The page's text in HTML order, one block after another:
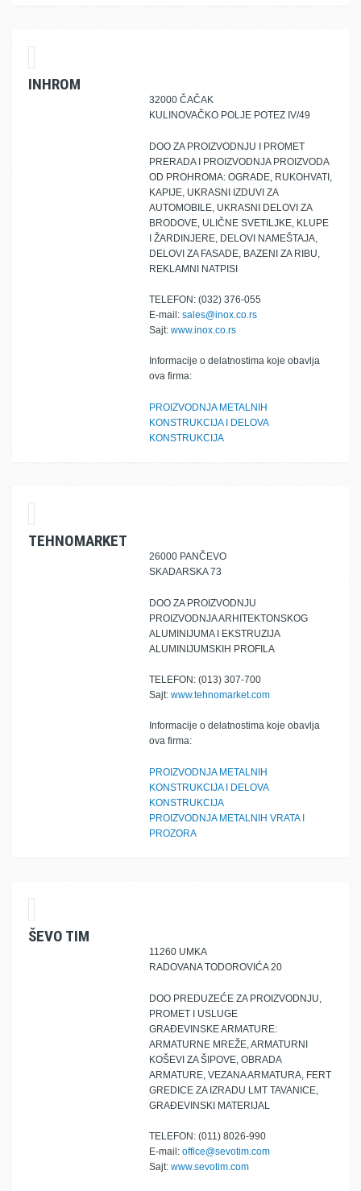
INHROM
32000 ČAČAK
KULINOVAČKO POLJE POTEZ IV/49
DOO ZA PROIZVODNJU I PROMET
PRERADA I PROIZVODNJA PROIZVODA
OD PROHROMA: OGRADE, RUKOHVATI,
KAPIJE, UKRASNI IZDUVI ZA
AUTOMOBILE, UKRASNI DELOVI ZA
BRODOVE, ULIČNE SVETILJKE, KLUPE
I ŽARDINJERE, DELOVI NAMEŠTAJA,
DELOVI ZA FASADE, BAZENI ZA RIBU,
REKLAMNI NATPISI
TELEFON: (032) 376-055
E-mail: sales@inox.co.rs
Sajt: www.inox.co.rs
Informacije o delatnostima koje obavlja
ova firma:
PROIZVODNJA METALNIH
KONSTRUKCIJA I DELOVA
KONSTRUKCIJA
TEHNOMARKET
26000 PANČEVO
SKADARSKA 73
DOO ZA PROIZVODNJU
PROIZVODNJA ARHITEKTONSKOG
ALUMINIJUMA I EKSTRUZIJA
ALUMINIJUMSKIH PROFILA
TELEFON: (013) 307-700
Sajt: www.tehnomarket.com
Informacije o delatnostima koje obavlja
ova firma:
PROIZVODNJA METALNIH
KONSTRUKCIJA I DELOVA
KONSTRUKCIJA
PROIZVODNJA METALNIH VRATA I
PROZORA
ŠEVO TIM
11260 UMKA
RADOVANA TODOROVIĆA 20
DOO PREDUZEĆE ZA PROIZVODNJU,
PROMET I USLUGE
GRAĐEVINSKE ARMATURE:
ARMATURNE MREŽE, ARMATURNI
KOŠEVI ZA ŠIPOVE, OBRADA
ARMATURE, VEZANA ARMATURA, FERT
GREDICE ZA IZRADU LMT TAVANICE,
GRAĐEVINSKI MATERIJAL
TELEFON: (011) 8026-990
E-mail: office@sevotim.com
Sajt: www.sevotim.com